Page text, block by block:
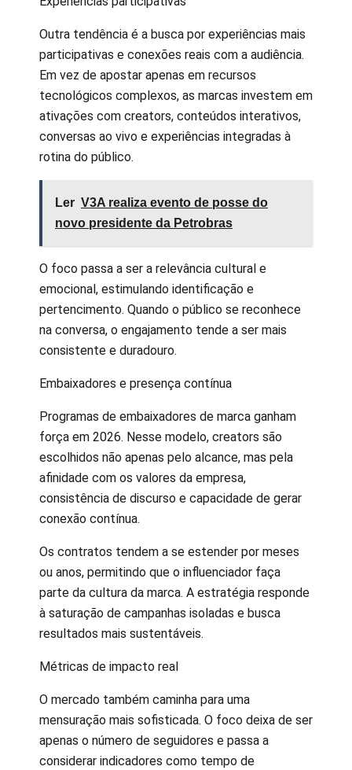
Outra tendência é a busca por experiências mais
participativas e conexões reais com a audiência.
Em vez de apostar apenas em recursos
tecnológicos complexos, as marcas investem em
ativações com creators, conteúdos interativos,
conversas ao vivo e experiências integradas à
rotina do público.
Ler V3A realiza evento de posse do
novo presidente da Petrobras
O foco passa a ser a relevância cultural e
emocional, estimulando identificação e
pertencimento. Quando o público se reconhece
na conversa, o engajamento tende a ser mais
consistente e duradouro.
Embaixadores e presença contínua
Programas de embaixadores de marca ganham
força em 2026. Nesse modelo, creators são
escolhidos não apenas pelo alcance, mas pela
afinidade com os valores da empresa,
consistência de discurso e capacidade de gerar
conexão contínua.
Os contratos tendem a se estender por meses
ou anos, permitindo que o influenciador faça
parte da cultura da marca. A estratégia responde
à saturação de campanhas isoladas e busca
resultados mais sustentáveis.
Métricas de impacto real
O mercado também caminha para uma
mensuração mais sofisticada. O foco deixa de ser
apenas o número de seguidores e passa a
considerar indicadores como tempo de